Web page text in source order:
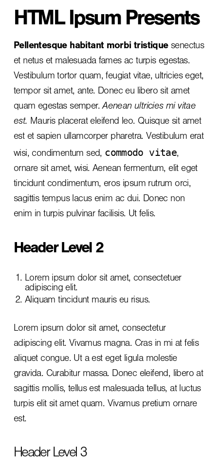
HTML Ipsum Presents
Pellentesque habitant morbi tristiquesenectus
et netus et malesuada fames ac turpis egestas.
Vestibulum tortor quam, feugiat vitae, ultricies eget,
tempor sit amet, ante. Donec eu libero sit amet
quam egestas semper.Aenean ultricies mi vitae
est. Mauris placerat eleifend leo. Quisque sit amet
est et sapien ullamcorper pharetra. Vestibulum erat
wisi, condimentum sed, commodo vitae,
ornare sit amet, wisi. Aenean fermentum, elit eget
tincidunt condimentum, eros ipsum rutrum orci,
sagittis tempus lacus enim ac dui. Donec non
enim in turpis pulvinar facilisis. Ut felis.
Header Level 2
Lorem ipsum dolor sit amet, consectetuer
adipiscing elit.
Aliquam tincidunt mauris eu risus.
Lorem ipsum dolor sit amet, consectetur
adipiscing elit. Vivamus magna. Cras in mi at felis
aliquet congue. Ut a est eget ligula molestie
gravida. Curabitur massa. Donec eleifend, libero at
sagittis mollis, tellus est malesuada tellus, at luctus
turpis elit sit amet quam. Vivamus pretium ornare
est.
Header Level 3